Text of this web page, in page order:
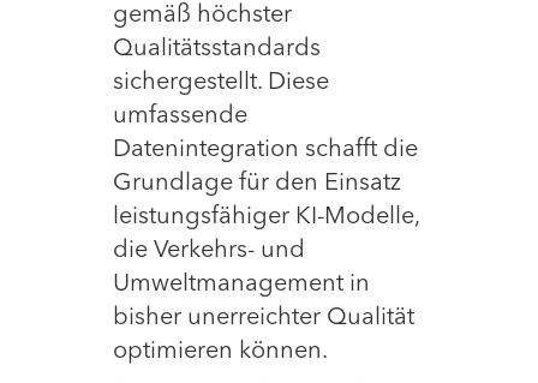
gemäß höchster
Qualitätsstandards
sichergestellt. Diese
umfassende
Datenintegration schafft die
Grundlage für den Einsatz
leistungsfähiger KI-Modelle,
die Verkehrs- und
Umweltmanagement in
bisher unerreichter Qualität
optimieren können.